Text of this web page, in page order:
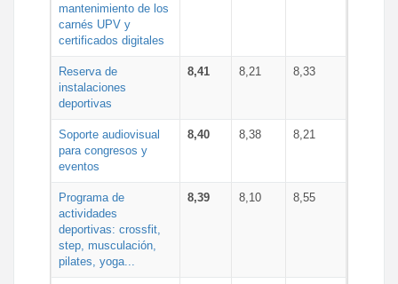
mantenimiento de los
carnés UPV y
certificados digitales
Reserva de
instalaciones
deportivas
8,41 8,21 8,33
Soporte audiovisual
para congresos y
eventos
8,40 8,38 8,21
Programa de
actividades
deportivas: crossfit,
step, musculación,
pilates, yoga...
8,39 8,10 8,55